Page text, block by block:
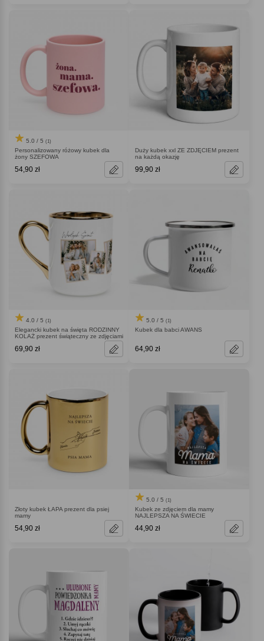
5.0 / 5 (1)
Personalizowany różowy kubek dla
żony SZEFOWA
54,90 zł
Duży kubek xxl ZE ZDJĘCIEM prezent
na każdą okazję
99,90 zł
4.0 / 5 (1)
Elegancki kubek na święta RODZINNY
KOLAŻ prezent świąteczny ze zdjęciami
69,90 zł
5.0 / 5 (1)
Kubek dla babci AWANS
64,90 zł
Złoty kubek ŁAPA prezent dla psiej
mamy
54,90 zł
5.0 / 5 (1)
Kubek ze zdjęciem dla mamy
NAJLEPSZA NA ŚWIECIE
44,90 zł